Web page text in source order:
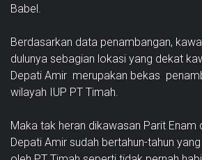
Babel.
Berdasarkan data penambangan,
dulunya sebagian lokasi yang dekat
Depati Amir merupakan bekas
wilayah IUP PT Timah.
Maka tak heran dikawasan Parit Enam
Depati Amir sudah bertahun-tahun